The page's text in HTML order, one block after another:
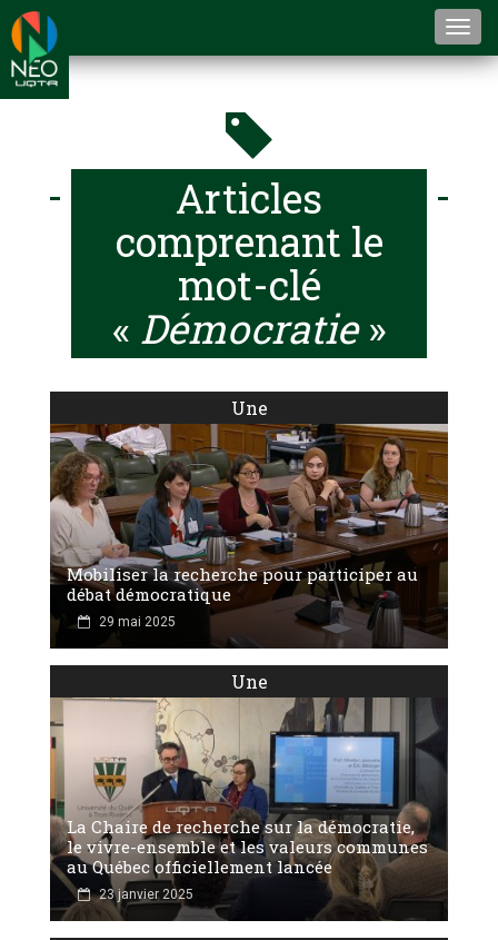
Articles
comprenant le
mot-clé
« Démocratie»
Une
Mobiliser la recherche pour participer au
débat démocratique
29 mai 2025
Une
La Chaire de recherche sur la démocratie,
le vivre-ensemble et les valeurs communes
au Québec officiellement lancée
23 janvier 2025